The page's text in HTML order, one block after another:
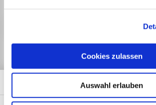
Cookies zulassen
Auswahl erlauben